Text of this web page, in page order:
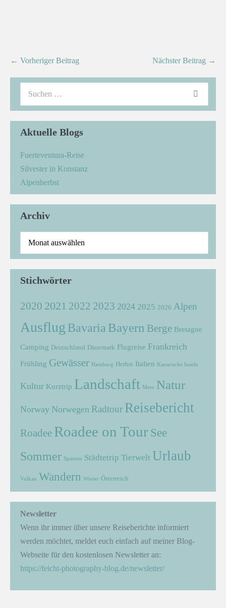
← Vorheriger Beitrag Nächster Beitrag →
Aktuelle Blogs
Fuerteventura-Reise
Silvester in Konstanz
Alpenherbst
Archiv
Stichwörter
2020 2021 2022 2023 2024 2025 2026 Alpen
Ausflug Bavaria Bayern Berge Bretagne
Camping Deutschland Dänemark Flugreise Frankreich
Frühling Gewässer Hamburg Herbst Italien Kanarische Inseln
Kultur Kurztrip Landschaft Meer Natur
Norway Norwegen Radtour Reisebericht
Roadee Roadee on Tour See
Sommer Spanien Städtetrip Tierwelt Urlaub
Vulkan Wandern Winter Österreich
Newsletter
Wenn ihr immer über unsere Reiseberichte informiert
werden möchtet, meldet euch einfach auf meiner Blog-
Webseite für den kostenlosen Newsletter an:
https://feicht-photography-blog.de/newsletter/